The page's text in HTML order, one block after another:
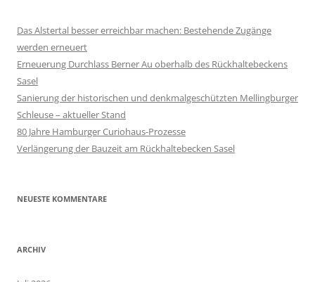
Das Alstertal besser erreichbar machen: Bestehende Zugänge
werden erneuert
Erneuerung Durchlass Berner Au oberhalb des Rückhalte­beckens
Sasel
Sanierung der historischen und denkmalgeschützten Mellingburger
Schleuse – aktueller Stand
80 Jahre Hamburger Curiohaus-Prozesse
Verlängerung der Bauzeit am Rückhaltebecken Sasel
NEUESTE KOMMENTARE
ARCHIV